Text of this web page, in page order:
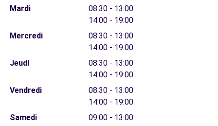
Mardi
08:30 - 13:00
14:00 - 19:00
Mercredi
08:30 - 13:00
14:00 - 19:00
Jeudi
08:30 - 13:00
14:00 - 19:00
Vendredi
08:30 - 13:00
14:00 - 19:00
Samedi
09:00 - 13:00